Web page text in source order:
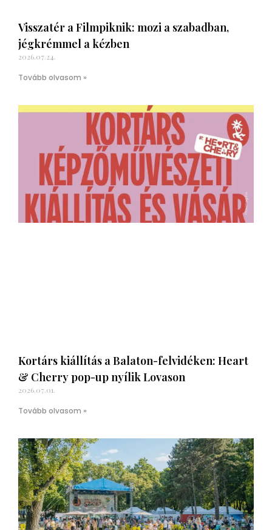
Visszatér a Filmpiknik: mozi a szabadban,
jégkrémmel a kézben
2026.07.24.
Tovább olvasom »
Kortárs kiállítás a Balaton-felvidéken: Heart
& Cherry pop-up nyílik Lovason
2026.07.01.
Tovább olvasom »